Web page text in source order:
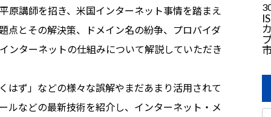
原講師を招き、米国インターネット事情を踏まえ
点とその解決策、ドメイン名の紛争、プロバイダ
ンターネットの仕組みについて解説していただき
はず」などの様々な誤解やまだあまり活用されて
ルなどの最新技術を紹介し、インターネット・メ